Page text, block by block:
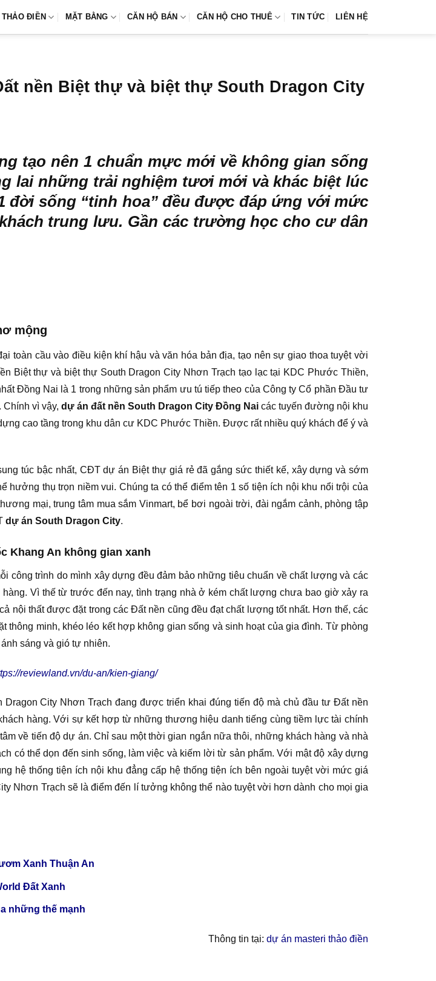
ĐIỀN MẶT BẰNG CĂN HỘ BÁN CĂN HỘ CHO THUÊ TIN TỨC LIÊN HỆ
nền Biệt thự và biệt thự South Dragon City
tạo nên 1 chuẩn mực mới về không gian sống
lai những trải nghiệm tươi mới và khác biệt lúc
đời sống “tinh hoa” đều được đáp ứng với mức
trung lưu. Gần các trường học cho cư dân
mộng
toàn cầu vào điều kiện khí hậu và văn hóa bản địa, tạo nên sự giao thoa tuyệt vời
Biệt thự và biệt thự South Dragon City Nhơn Trạch tạo lạc tại KDC Phước Thiền,
Đồng Nai là 1 trong những sản phẩm ưu tú tiếp theo của Công ty Cổ phần Đầu tư
vì vậy, dự án đất nền South Dragon City Đồng Nai các tuyến đường nội khu
cao tầng trong khu dân cư KDC Phước Thiền. Được rất nhiều quý khách để ý và
túc bậc nhất, CĐT dự án Biệt thự giá rẻ đã gắng sức thiết kế, xây dựng và sớm
thụ trọn niềm vui. Chúng ta có thể điểm tên 1 số tiện ích nội khu nổi trội của
mại, trung tâm mua sắm Vinmart, bể bơi ngoài trời, đài ngắm cảnh, phòng tập
dự án South Dragon City.
Khang An không gian xanh
trình do mình xây dựng đều đảm bảo những tiêu chuẩn về chất lượng và các
Vì thế từ trước đến nay, tình trạng nhà ở kém chất lượng chưa bao giờ xảy ra
nội thất được đặt trong các Đất nền cũng đều đạt chất lượng tốt nhất. Hơn thế, các
minh, khéo léo kết hợp không gian sống và sinh hoạt của gia đình. Từ phòng
sáng và gió tự nhiên.
reviewland.vn/du-an/kien-giang/
City Nhơn Trạch đang được triển khai đúng tiến độ mà chủ đầu tư Đất nền
hàng. Với sự kết hợp từ những thương hiệu danh tiếng cùng tiềm lực tài chính
về tiến độ dự án. Chỉ sau một thời gian ngắn nữa thôi, những khách hàng và nhà
có thể dọn đến sinh sống, làm việc và kiếm lời từ sản phẩm. Với mật độ xây dựng
hệ thống tiện ích nội khu đẳng cấp hệ thống tiện ích bên ngoài tuyệt vời mức giá
Nhơn Trạch sẽ là điểm đến lí tưởng không thể nào tuyệt vời hơn dành cho mọi gia
Xanh Thuận An
Đất Xanh
những thế mạnh
Thông tin tại: dự án masteri thảo điền